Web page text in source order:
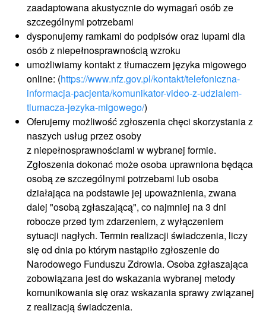
zaadaptowana akustycznie do wymagań osób ze
szczególnymi potrzebami
dysponujemy ramkami do podpisów oraz lupami dla
osób z niepełnosprawnością wzroku
umożliwiamy kontakt z tłumaczem języka migowego
online: (https://www.nfz.gov.pl/kontakt/telefoniczna-
informacja-pacjenta/komunikator-video-z-udzialem-
tlumacza-jezyka-migowego/)
Oferujemy możliwość zgłoszenia chęci skorzystania z
naszych usług przez osoby
z niepełnosprawnościami w wybranej formie.
Zgłoszenia dokonać może osoba uprawniona będąca
osobą ze szczególnymi potrzebami lub osoba
działająca na podstawie jej upoważnienia, zwana
dalej "osobą zgłaszającą", co najmniej na 3 dni
robocze przed tym zdarzeniem, z wyłączeniem
sytuacji nagłych. Termin realizacji świadczenia, liczy
się od dnia po którym nastąpiło zgłoszenie do
Narodowego Funduszu Zdrowia. Osoba zgłaszająca
zobowiązana jest do wskazania wybranej metody
komunikowania się oraz wskazania sprawy związanej
z realizacją świadczenia.